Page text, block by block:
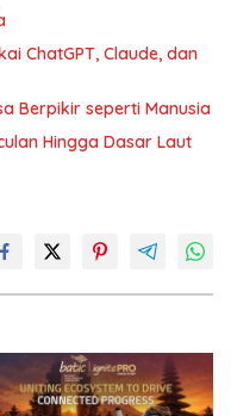
ChatGPT, Claude, dan
Berpikir seperti Manusia
Hingga Dasar Laut